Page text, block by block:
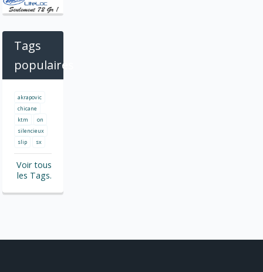
Tags
populaires
akrapovic
chicane
ktm
on
silencieux
slip
sx
Voir tous
les Tags.